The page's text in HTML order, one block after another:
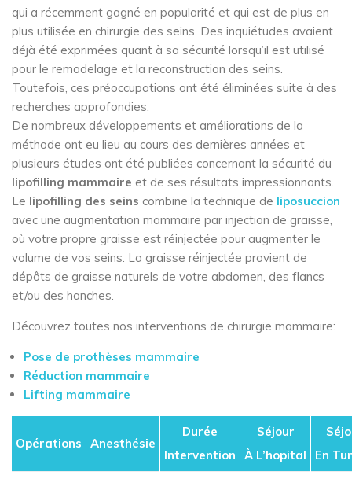
qui a récemment gagné en popularité et qui est de plus en
plus utilisée en chirurgie des seins. Des inquiétudes avaient
déjà été exprimées quant à sa sécurité lorsqu’il est utilisé
pour le remodelage et la reconstruction des seins.
Toutefois, ces préoccupations ont été éliminées suite à des
recherches approfondies.
De nombreux développements et améliorations de la
méthode ont eu lieu au cours des dernières années et
plusieurs études ont été publiées concernant la sécurité du
lipofilling mammaire et de ses résultats impressionnants.
Le lipofilling des seins combine la technique de liposuccion
avec une augmentation mammaire par injection de graisse,
où votre propre graisse est réinjectée pour augmenter le
volume de vos seins. La graisse réinjectée provient de
dépôts de graisse naturels de votre abdomen, des flancs
et/ou des hanches.
Découvrez toutes nos interventions de chirurgie mammaire:
Pose de prothèses mammaire
Réduction mammaire
Lifting mammaire
Opérations Anesthésie
Durée
Intervention
Séjour
À L’hopital
En